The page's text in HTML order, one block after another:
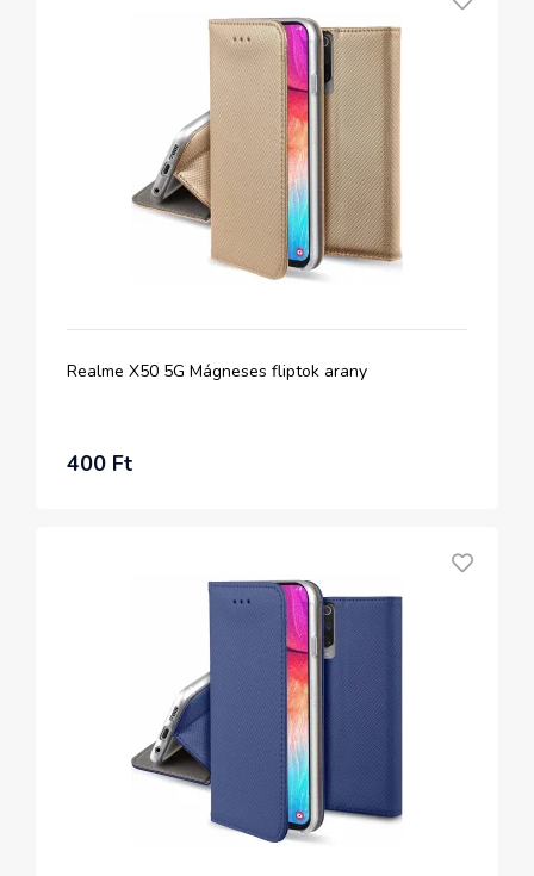
Realme X50 5G Mágneses fliptok arany
400 Ft